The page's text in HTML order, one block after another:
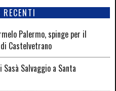
Palermo, spinge per il
Castelvetrano
Salvaggio a Santa